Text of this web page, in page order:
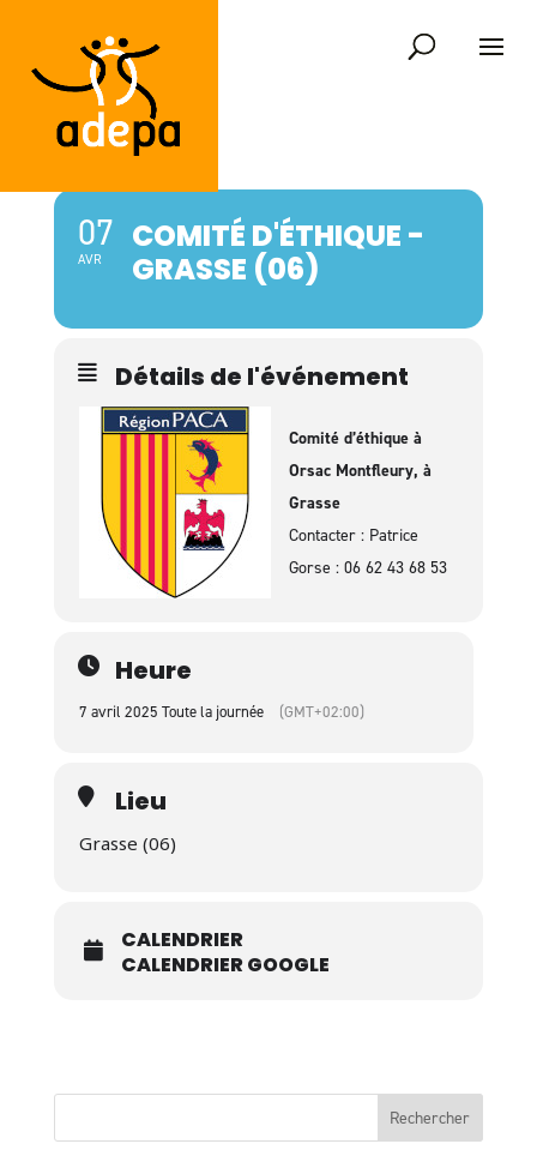
07
AVR
COMITÉ D'ÉTHIQUE -
GRASSE (06)
Détails de l'événement
Comité d’éthique à
Orsac Montfleury, à
Grasse
Contacter : Patrice
Gorse : 06 62 43 68 53
Heure
7 avril 2025 Toute la journée (GMT+02:00)
Lieu
Grasse (06)
CALENDRIER
CALENDRIER GOOGLE